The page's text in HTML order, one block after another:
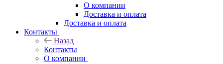
О компании
Доставка и оплата
Доставка и оплата
Контакты
Назад
Контакты
О компании